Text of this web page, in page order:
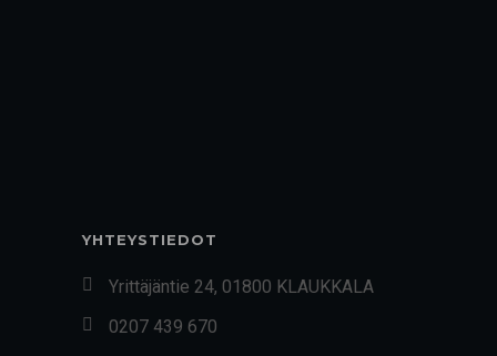
YHTEYSTIEDOT
Yrittäjäntie 24, 01800 KLAUKKALA
0207 439 670